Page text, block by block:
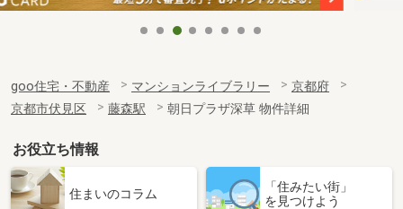
goo住宅・不動産 マンションライブラリー
京都府
京都市伏見区
藤森駅 朝日プラザ深草 物件詳細
お役立ち情報
住まいのコラム
「住みたい街」
を見つけよう